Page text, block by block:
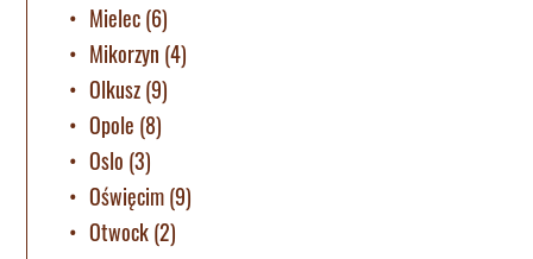
Mielec(6)
Mikorzyn (4)
Olkusz(9)
Opole (8)
Oslo (3)
Oświęcim(9)
Otwock(2)